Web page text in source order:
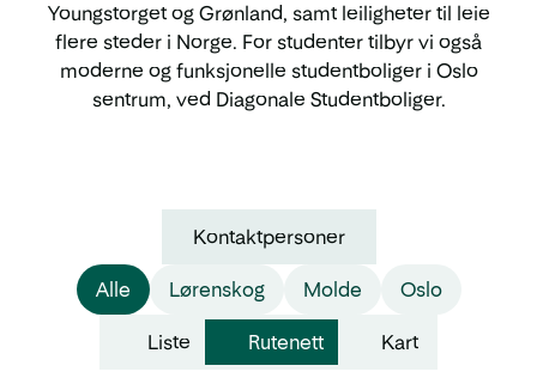
Youngstorget og Grønland, samt leiligheter til leie
flere steder i Norge. For studenter tilbyr vi også
moderne og funksjonelle studentboliger i Oslo
sentrum, ved Diagonale Studentboliger.
Kontaktpersoner
Alle Lørenskog Molde Oslo
Liste Rutenett Kart